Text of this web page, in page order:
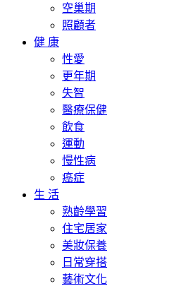
空巢期
照顧者
健 康
性愛
更年期
失智
醫療保健
飲食
運動
慢性病
癌症
生 活
熟齡學習
住宅居家
美妝保養
日常穿搭
藝術文化